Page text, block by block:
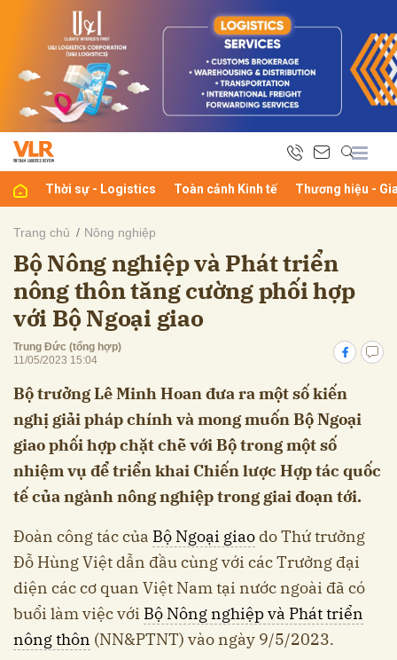
Thời sự - Logistics Toàn cảnh Kinh tế Thương hiệu -
Trang chủ Nông nghiệp
Bộ Nông nghiệp và Phát triển
nông thôn tăng cường phối hợp
với Bộ Ngoại giao
Trung Đức (tổng hợp)
11/05/2023 15:04
Bộ trưởng Lê Minh Hoan đưa ra một số kiến
nghị giải pháp chính và mong muốn Bộ Ngoại
giao phối hợp chặt chẽ với Bộ trong một số
nhiệm vụ để triển khai Chiến lược Hợp tác quốc
tế của ngành nông nghiệp trong giai đoạn tới.
Đoàn công tác của Bộ Ngoại giao do Thứ trưởng
Đỗ Hùng Việt dẫn đầu cùng với các Trưởng đại
diện các cơ quan Việt Nam tại nước ngoài đã có
buổi làm việc với Bộ Nông nghiệp và Phát triển
nông thôn (NN&PTNT) vào ngày 9/5/2023.
luận
Hủy